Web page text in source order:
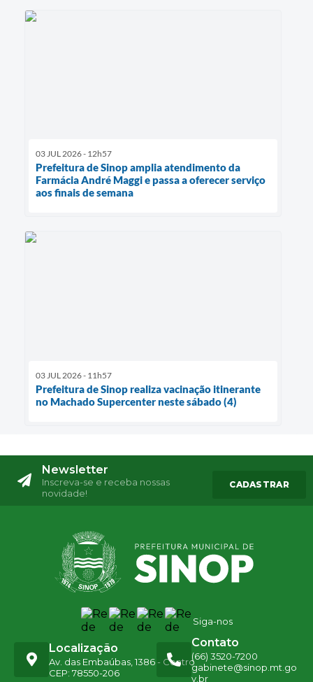
03 JUL 2026 - 12h57
Prefeitura de Sinop amplia atendimento da
Farmácia André Maggi e passa a oferecer serviço
aos finais de semana
03 JUL 2026 - 11h57
Prefeitura de Sinop realiza vacinação itinerante
no Machado Supercenter neste sábado (4)
Newsletter
Inscreva-se e receba nossas
novidade!
CADASTRAR
Siga-nos
Localização
Av. das Embaúbas, 1386 - Centro
CEP: 78550-206
Contato
(66) 3520-7200
gabinete@sinop.mt.go
v.br